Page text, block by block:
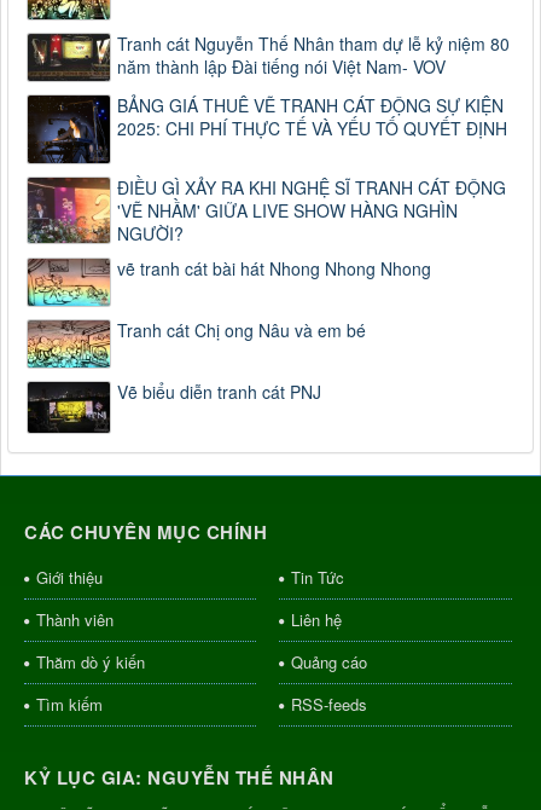
Tranh cát Nguyễn Thế Nhân tham dự lễ kỷ niệm 80
năm thành lập Đài tiếng nói Việt Nam- VOV
BẢNG GIÁ THUÊ VẼ TRANH CÁT ĐỘNG SỰ KIỆN
2025: CHI PHÍ THỰC TẾ VÀ YẾU TỐ QUYẾT ĐỊNH
ĐIỀU GÌ XẢY RA KHI NGHỆ SĨ TRANH CÁT ĐỘNG
'VẼ NHẦM' GIỮA LIVE SHOW HÀNG NGHÌN
NGƯỜI?
vẽ tranh cát bài hát Nhong Nhong Nhong
Tranh cát Chị ong Nâu và em bé
Vẽ biểu diễn tranh cát PNJ
CÁC CHUYÊN MỤC CHÍNH
Giới thiệu
Tin Tức
Thành viên
Liên hệ
Thăm dò ý kiến
Quảng cáo
Tìm kiếm
RSS-feeds
KỶ LỤC GIA: NGUYỄN THẾ NHÂN